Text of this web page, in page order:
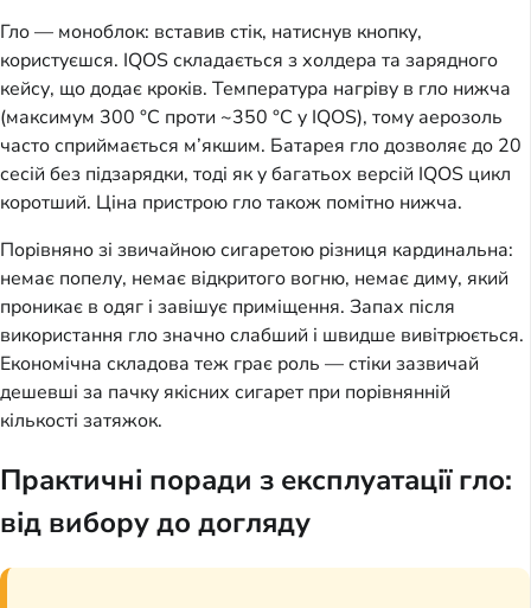
Гло — моноблок: вставив стік, натиснув кнопку,
користуєшся. IQOS складається з холдера та зарядного
кейсу, що додає кроків. Температура нагріву в гло нижча
(максимум 300 °C проти ~350 °C у IQOS), тому аерозоль
часто сприймається м’якшим. Батарея гло дозволяє до 20
сесій без підзарядки, тоді як у багатьох версій IQOS цикл
коротший. Ціна пристрою гло також помітно нижча.
Порівняно зі звичайною сигаретою різниця кардинальна:
немає попелу, немає відкритого вогню, немає диму, який
проникає в одяг і завішує приміщення. Запах після
використання гло значно слабший і швидше вивітрюється.
Економічна складова теж грає роль — стіки зазвичай
дешевші за пачку якісних сигарет при порівнянній
кількості затяжок.
Практичні поради з експлуатації гло:
від вибору до догляду